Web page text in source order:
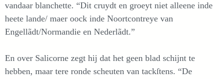
vandaar blanchette. “Dit cruydt en groeyt niet alleene inde
heete lande/ maer oock inde Noortcontreye van
Engellãdt/Normandie en Nederlãdt.”
En over Salicorne zegt hij dat het geen blad schijnt te
hebben, maar tere ronde scheuten van tackſtens. “De